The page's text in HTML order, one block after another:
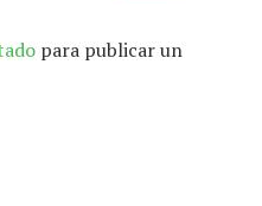
para publicar un